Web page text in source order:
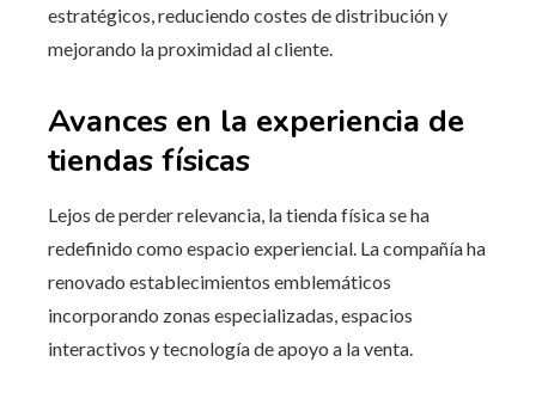
estratégicos, reduciendo costes de distribución y
mejorando la proximidad al cliente.
Avances en la experiencia de
tiendas físicas
Lejos de perder relevancia, la tienda física se ha
redefinido como espacio experiencial. La compañía ha
renovado establecimientos emblemáticos
incorporando zonas especializadas, espacios
interactivos y tecnología de apoyo a la venta.